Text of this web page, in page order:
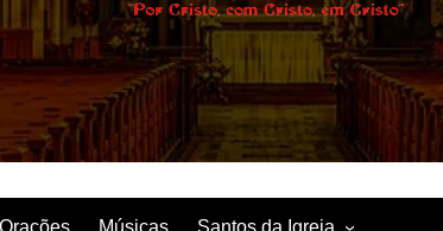
Orações Músicas Santos da Igreja